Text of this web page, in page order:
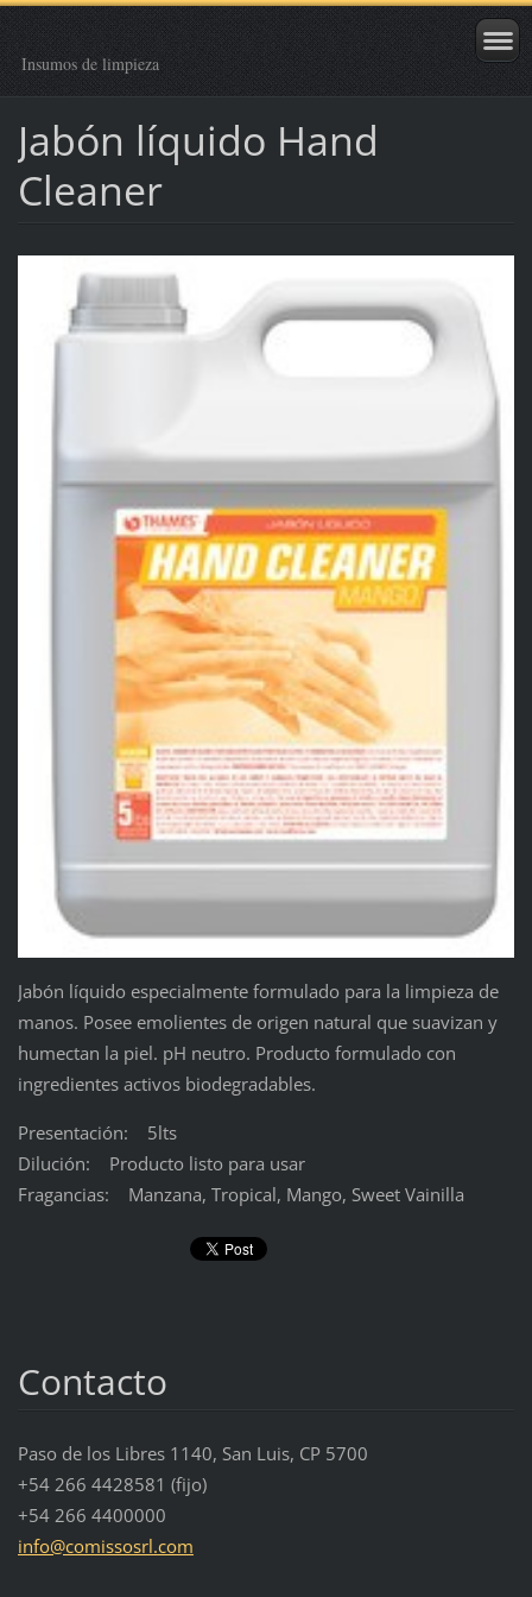
Insumos de limpieza
Jabón líquido Hand
Cleaner
Jabón líquido especialmente formulado para la limpieza de
manos. Posee emolientes de origen natural que suavizan y
humectan la piel. pH neutro. Producto formulado con
ingredientes activos biodegradables.
Presentación: 5lts
Dilución: Producto listo para usar
Fragancias: Manzana, Tropical, Mango, Sweet Vainilla
Contacto
Paso de los Libres 1140, San Luis, CP 5700
+54 266 4428581 (fijo)
+54 266 4400000
info@comissosrl.com